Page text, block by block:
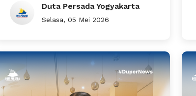
Duta Persada Yogyakarta
Selasa, 05 Mei 2026